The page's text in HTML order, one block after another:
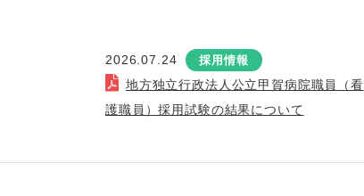
2026.07.24 採用情報
地方独立行政法人公立甲賀病院職員（看
護職員）採用試験の結果について